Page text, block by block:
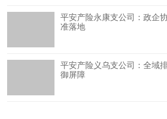
平安产险永康支公司：政企
准落地
平安产险义乌支公司：全域
御屏障